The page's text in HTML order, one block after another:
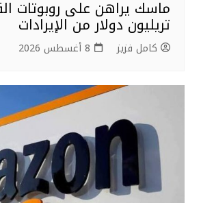
ماسك يراهن على روبوتات
تريليون دولار من الإيرادات
كامل فزيز 8 أغسطس 2026